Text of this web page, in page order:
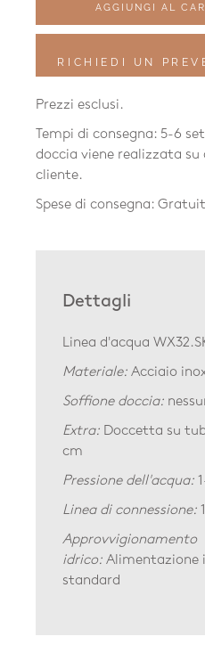
AGGIUNGI AL
RICHIEDI UN
Prezzi esclusi.
Tempi di consegna: 5-6
doccia viene realizzata su
cliente.
Spese di consegna:
Dettagli
Linea d'acqua
Materiale: Acciaio
Soffione doccia:
Extra: Doccetta su
cm
Pressione dell'acqua:
Linea di connessione:
Approvvigionamento
idrico: Alimentazione
standard